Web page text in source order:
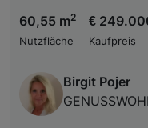
60,55 m2
Nutzfläche
€
Kaufpreis
Birgit Pojer